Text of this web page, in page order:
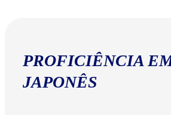
PROFICIÊNCIA
JAPONÊS